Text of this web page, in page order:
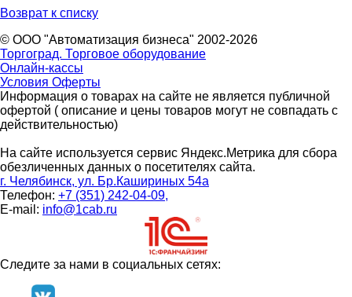
Возврат к списку
© ООО "Автоматизация бизнеса" 2002-2026
Торгоград. Торговое оборудование
Онлайн-кассы
Условия Оферты
Информация о товарах на сайте не является публичной
офертой ( описание и цены товаров могут не совпадать с
действительностью)
На сайте используется сервис Яндекс.Метрика для сбора
обезличенных данных о посетителях сайта.
г. Челябинск, ул. Бр.Кашириных 54а
Телефон: +7 (351) 242-04-09,
E-mail: info@1cab.ru
Следите за нами в социальных сетях: